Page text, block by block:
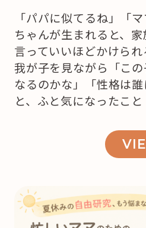
「パパに似てるね」「
ちゃんが生まれると、
言っていいほどかけら
我が子を見ながら「こ
なるのかな」「性格は誰
と、ふと気になったこ